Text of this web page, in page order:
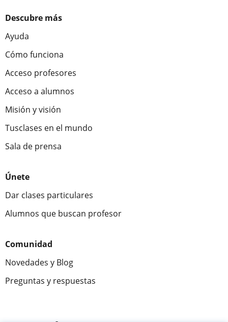
Descubre más
Ayuda
Cómo funciona
Acceso profesores
Acceso a alumnos
Misión y visión
Tusclases en el mundo
Sala de prensa
Únete
Dar clases particulares
Alumnos que buscan profesor
Comunidad
Novedades y Blog
Preguntas y respuestas